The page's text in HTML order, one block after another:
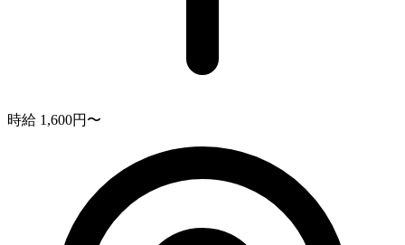
時給 1,600円〜